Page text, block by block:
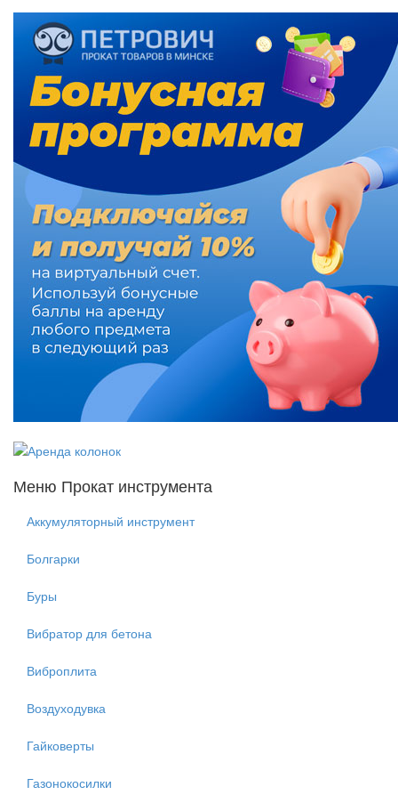
Меню Прокат инструмента
Аккумуляторный инструмент
Болгарки
Буры
Вибратор для бетона
Виброплита
Воздуходувка
Гайковерты
Газонокосилки